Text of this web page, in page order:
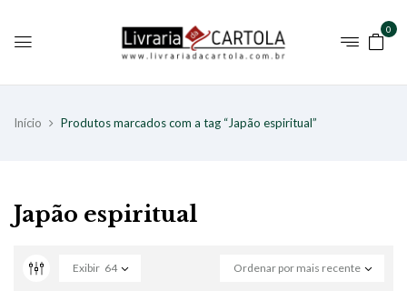
0
Início Produtos marcados com a tag “Japão espiritual”
Japão espiritual
Ordenar por mais recente
Exibir 64